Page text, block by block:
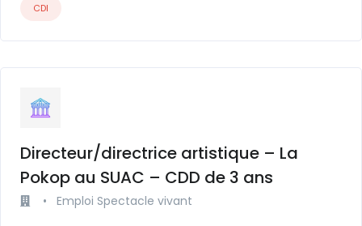
CDI
Directeur/directrice artistique – La
Pokop au SUAC – CDD de 3 ans
• Emploi Spectacle vivant